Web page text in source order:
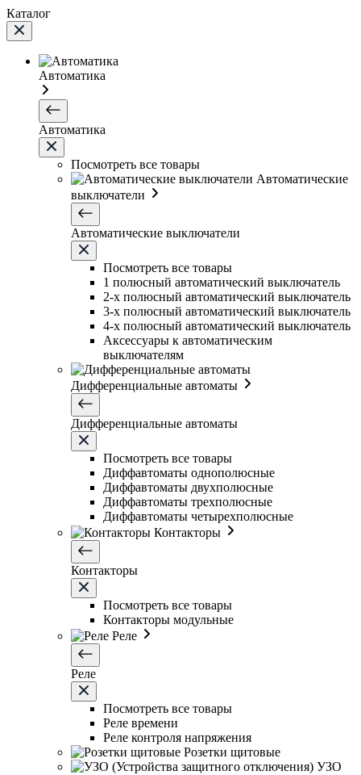
Каталог
Автоматика
Автоматика
Посмотреть все товары
Автоматические
выключатели
Автоматические выключатели
Посмотреть все товары
1 полюсный автоматический выключатель
2-х полюсный автоматический выключатель
3-х полюсный автоматический выключатель
4-х полюсный автоматический выключатель
Аксессуары к автоматическим
выключателям
Дифференциальные автоматы
Дифференциальные автоматы
Посмотреть все товары
Диффавтоматы однополюсные
Диффавтоматы двухполюсные
Диффавтоматы трехполюсные
Диффавтоматы четырехполюсные
Контакторы
Контакторы
Посмотреть все товары
Контакторы модульные
Реле
Реле
Посмотреть все товары
Реле времени
Реле контроля напряжения
Розетки щитовые
УЗО